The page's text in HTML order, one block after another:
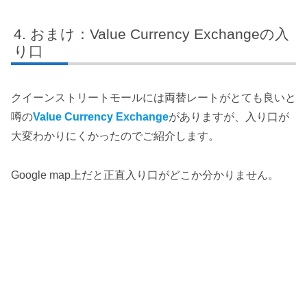
おまけ：Value Currency Exchangeの入
り口
クイーンストリートモールには両替レートがとても良いと
噂のValue Currency Exchangeがありますが、入り口が
大変わかりにくかったのでご紹介します。
Google map上だと正直入り口がどこか分かりません。